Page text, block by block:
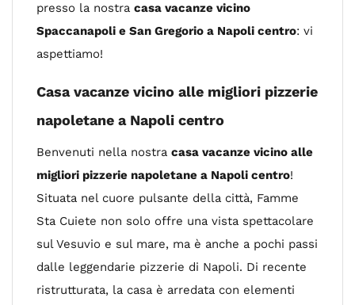
presso la nostra casa vacanze vicino
Spaccanapoli e San Gregorio a Napoli centro: vi
aspettiamo!
Casa vacanze vicino alle migliori pizzerie
napoletane a Napoli centro
Benvenuti nella nostra casa vacanze vicino alle
migliori pizzerie napoletane a Napoli centro!
Situata nel cuore pulsante della città, Famme
Sta Cuiete non solo offre una vista spettacolare
sul Vesuvio e sul mare, ma è anche a pochi passi
dalle leggendarie pizzerie di Napoli. Di recente
ristrutturata, la casa è arredata con elementi